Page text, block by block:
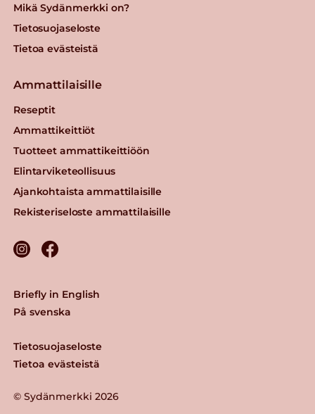
Mikä Sydänmerkki on?
Tietosuojaseloste
Tietoa evästeistä
Ammattilaisille
Reseptit
Ammattikeittiöt
Tuotteet ammattikeittiöön
Elintarviketeollisuus
Ajankohtaista ammattilaisille
Rekisteriseloste ammattilaisille
© Sydänmerkki 2026
Tietosuojaseloste
Tietoa evästeistä
Briefly in English
På svenska